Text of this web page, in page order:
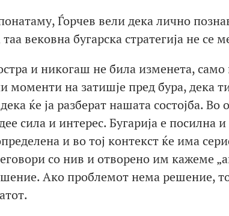
Ѓорчев вели дека лично
вековна бугарска стратегија не се
и никогаш не била изменета, само
моменти на затишје пред бура, дека
ќе ја разберат нашата состојба. Во
сила и интерес. Бугарија е посилна
и во тој контекст ќе има
со нив и отворено им кажеме
Ако проблемот нема решение,